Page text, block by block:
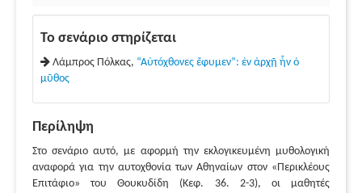
Το σενάριο στηρίζεται
Λάμπρος Πόλκας, “Αὐτόχθονες ἔφυμεν”: ἐν ἀρχῇ ἦν ὁ
μῦθος
Περίληψη
Στο σενάριο αυτό, με αφορμή την εκλογικευμένη μυθολογική
αναφορά για την αυτοχθονία των Αθηναίων στον «Περικλέους
Επιτάφιο» του Θουκυδίδη (Κεφ. 36. 2-3), οι μαθητές